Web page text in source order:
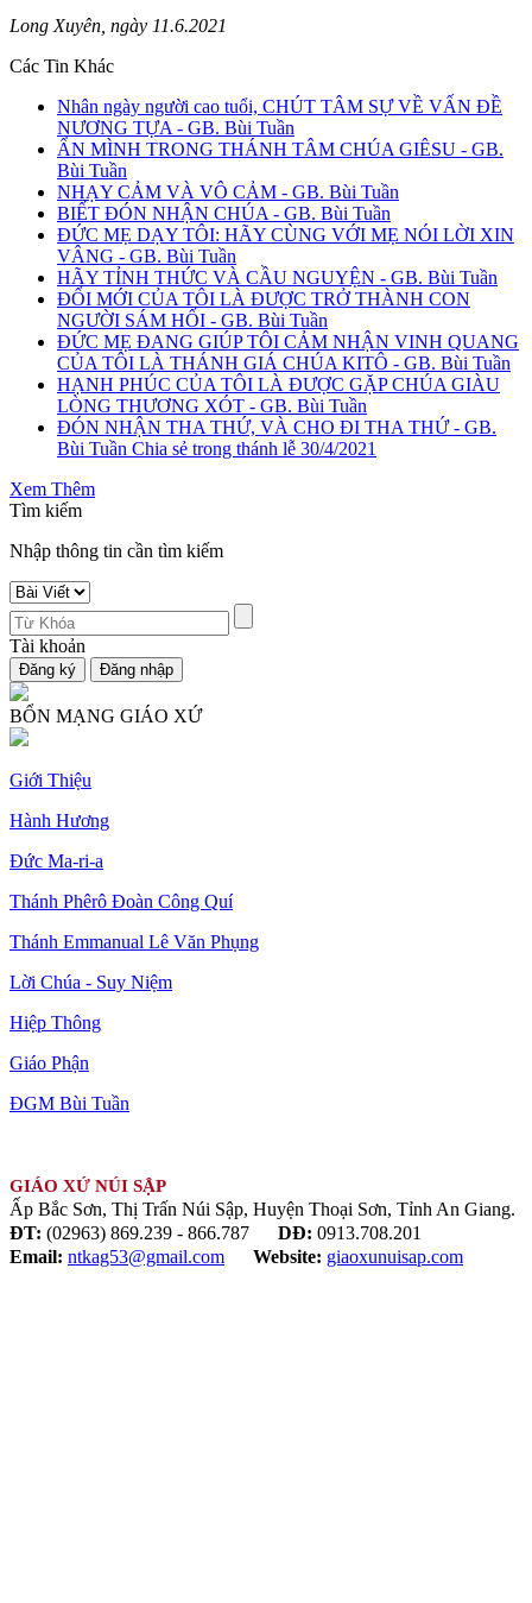
Long Xuyên, ngày 11.6.2021
Các Tin Khác
Nhân ngày người cao tuổi, CHÚT TÂM SỰ VỀ VẤN ĐỀ
NƯƠNG TỰA - GB. Bùi Tuần
ẨN MÌNH TRONG THÁNH TÂM CHÚA GIÊSU - GB.
Bùi Tuần
NHẠY CẢM VÀ VÔ CẢM - GB. Bùi Tuần
BIẾT ĐÓN NHẬN CHÚA - GB. Bùi Tuần
ĐỨC MẸ DẠY TÔI: HÃY CÙNG VỚI MẸ NÓI LỜI XIN
VÂNG - GB. Bùi Tuần
HÃY TỈNH THỨC VÀ CẦU NGUYỆN - GB. Bùi Tuần
ĐỔI MỚI CỦA TÔI LÀ ĐƯỢC TRỞ THÀNH CON
NGƯỜI SÁM HỐI - GB. Bùi Tuần
ĐỨC MẸ ĐANG GIÚP TÔI CẢM NHẬN VINH QUANG
CỦA TÔI LÀ THÁNH GIÁ CHÚA KITÔ - GB. Bùi Tuần
HẠNH PHÚC CỦA TÔI LÀ ĐƯỢC GẶP CHÚA GIÀU
LÒNG THƯƠNG XÓT - GB. Bùi Tuần
ĐÓN NHẬN THA THỨ, VÀ CHO ĐI THA THỨ - GB.
Bùi Tuần Chia sẻ trong thánh lễ 30/4/2021
Xem Thêm
Tìm kiếm
Nhập thông tin cần tìm kiếm
Tài khoản
BỔN MẠNG GIÁO XỨ
Giới Thiệu
Hành Hương
Đức Ma-ri-a
Thánh Phêrô Đoàn Công Quí
Thánh Emmanual Lê Văn Phụng
Lời Chúa - Suy Niệm
Hiệp Thông
Giáo Phận
ĐGM Bùi Tuần
GIÁO XỨ NÚI SẬP
Ấp Bắc Sơn, Thị Trấn Núi Sập, Huyện Thoại Sơn, Tỉnh An Giang.
ĐT: (02963) 869.239 - 866.787 DĐ: 0913.708.201
Email: ntkag53@gmail.com Website: giaoxunuisap.com